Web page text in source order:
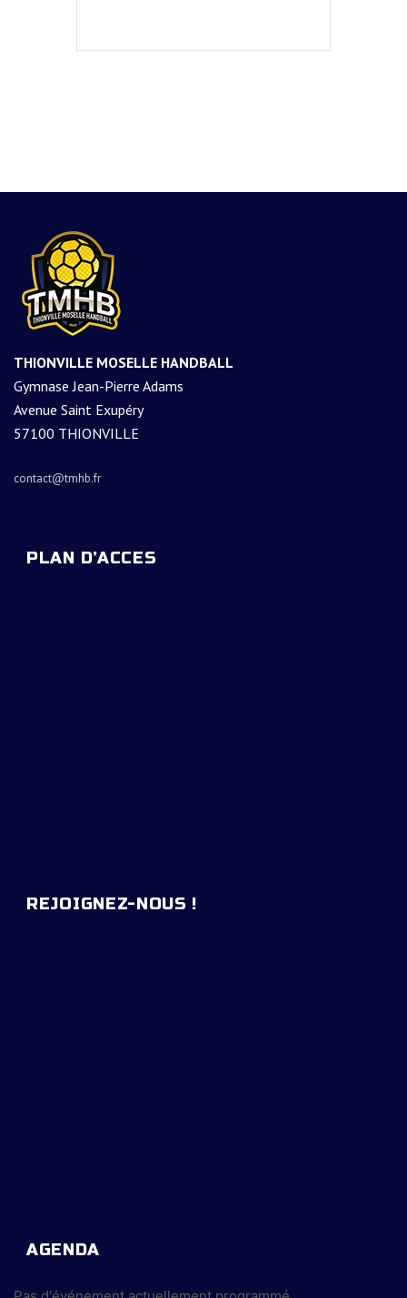
THIONVILLE MOSELLE HANDBALL
Gymnase Jean-Pierre Adams
Avenue Saint Exupéry
57100 THIONVILLE
contact@tmhb.fr
PLAN D’ACCES
REJOIGNEZ-NOUS !
AGENDA